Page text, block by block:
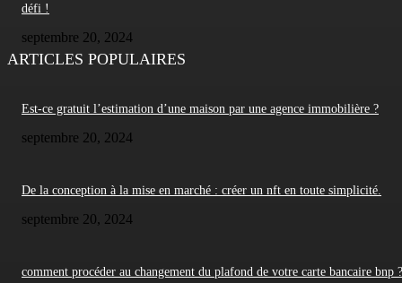
défi !
septembre 20, 2024
ARTICLES POPULAIRES
Est-ce gratuit l’estimation d’une maison par une agence immobilière ?
septembre 20, 2024
De la conception à la mise en marché : créer un nft en toute simplicité.
septembre 20, 2024
comment procéder au changement du plafond de votre carte bancaire bnp ?